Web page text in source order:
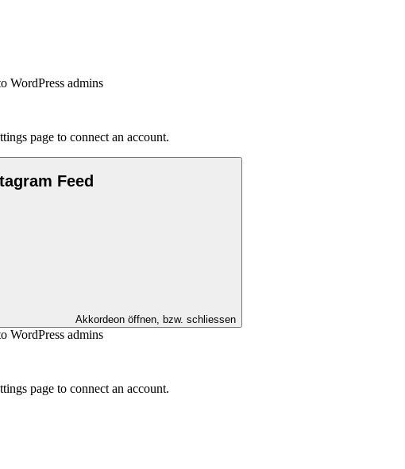
WordPress admins
page to connect an account.
Feed
Akkordeon öffnen, bzw. schliessen
WordPress admins
page to connect an account.